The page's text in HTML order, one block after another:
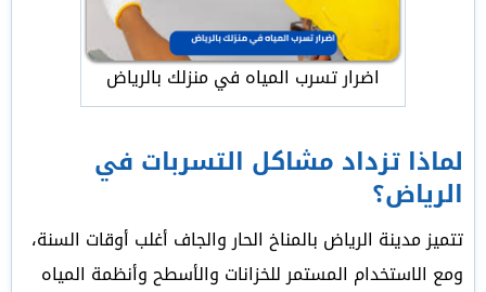
اضرار تسرب المياه في منزلك بالرياض
لماذا تزداد مشاكل التسربات في
الرياض؟
تتميز مدينة الرياض بالمناخ الحار والجاف أغلب أوقات السنة،
ومع الاستخدام المستمر للخزانات والأسطح وأنظمة المياه